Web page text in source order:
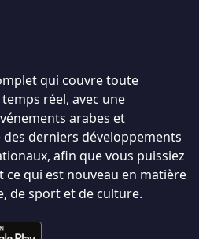
qui couvre toute
réel, avec une
arabes et
derniers développements
afin que vous puissiez
qui est nouveau en matière
de sport et de culture.